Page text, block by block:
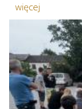
więcej